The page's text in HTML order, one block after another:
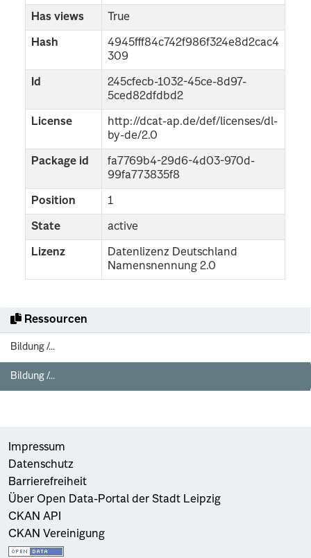
Ressourcen
Bildung /...
Bildung /...
Has views True
Hash
4945fff84c742f986f324e8d2cac4
309
Id
245cfecb-1032-45ce-8d97-
5ced82dfdbd2
License
http://dcat-ap.de/def/licenses/dl-
by-de/2.0
Package id
fa7769b4-29d6-4d03-970d-
99fa773835f8
Position 1
State active
Lizenz
Datenlizenz Deutschland
Namensnennung 2.0
Impressum
Datenschutz
Barrierefreiheit
Über Open Data-Portal der Stadt Leipzig
CKAN API
CKAN Vereinigung